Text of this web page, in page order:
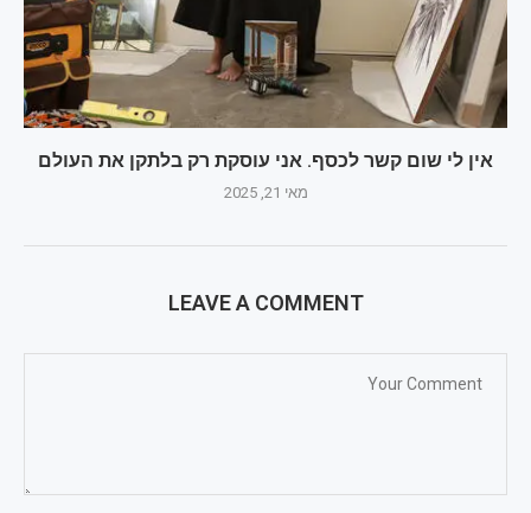
אין לי שום קשר לכסף. אני עוסקת רק בלתקן את העולם
מאי 21, 2025
LEAVE A COMMENT